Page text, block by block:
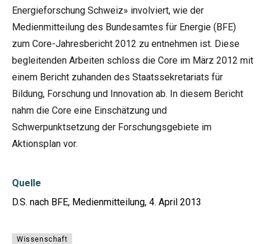
Energieforschung Schweiz» involviert, wie der
Medienmitteilung des Bundesamtes für Energie (BFE)
zum Core-Jahresbericht 2012 zu entnehmen ist. Diese
begleitenden Arbeiten schloss die Core im März 2012 mit
einem Bericht zuhanden des Staatssekretariats für
Bildung, Forschung und Innovation ab. In diesem Bericht
nahm die Core eine Einschätzung und
Schwerpunktsetzung der Forschungsgebiete im
Aktionsplan vor.
Quelle
D.S. nach BFE, Medienmitteilung, 4. April 2013
Wissenschaft